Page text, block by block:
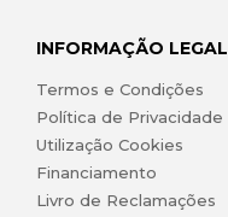
INFORMAÇÃO LEGAL
Termos e Condições
Política de Privacidade
Utilização Cookies
Financiamento
Livro de Reclamações